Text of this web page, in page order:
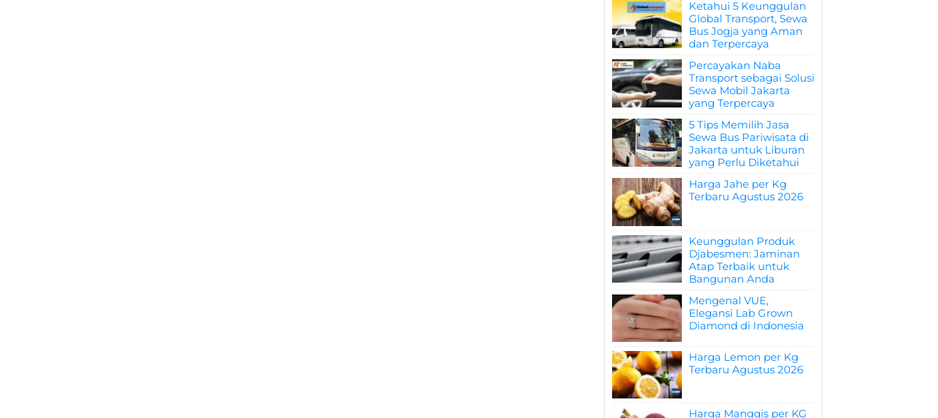
Ketahui 5 Keunggulan
Global Transport, Sewa
Bus Jogja yang Aman
dan Terpercaya
Percayakan Naba
Transport sebagai Solusi
Sewa Mobil Jakarta
yang Terpercaya
5 Tips Memilih Jasa
Sewa Bus Pariwisata di
Jakarta untuk Liburan
yang Perlu Diketahui
Harga Jahe per Kg
Terbaru Agustus 2026
Keunggulan Produk
Djabesmen: Jaminan
Atap Terbaik untuk
Bangunan Anda
Mengenal VUE,
Elegansi Lab Grown
Diamond di Indonesia
Harga Lemon per Kg
Terbaru Agustus 2026
Harga Manggis per KG